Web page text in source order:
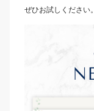
ぜひお試しください。